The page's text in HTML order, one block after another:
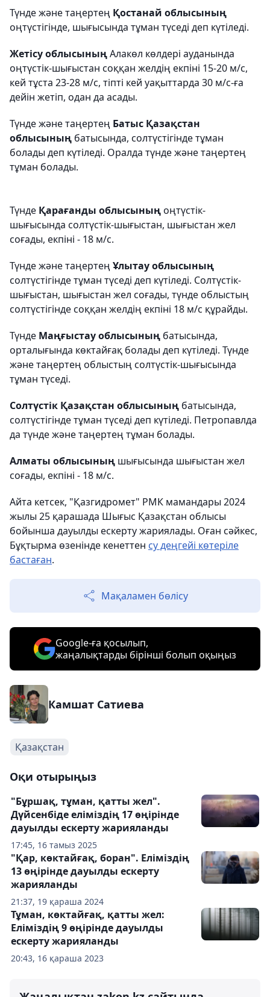
Түнде және таңертең Қостанай облысының
оңтүстігінде, шығысында тұман түседі деп күтіледі.
Жетісу облысыныңАлакөл көлдері ауданында
оңтүстік-шығыстан соққан желдің екпіні 15-20 м/с,
кей тұста 23-28 м/с, тіпті кей уақыттарда 30 м/с-ға
дейін жетіп, одан да асады.
Түнде және таңертең Батыс Қазақстан
облысының батысында, солтүстігінде тұман
болады деп күтіледі. Оралда түнде және таңертең
тұман болады.
Түнде Қарағанды облысыныңоңтүстік-
шығысында солтүстік-шығыстан, шығыстан жел
соғады, екпіні - 18 м/с.
Түнде және таңертең Ұлытау облысының
солтүстігінде тұман түседі деп күтіледі. Солтүстік-
шығыстан, шығыстан жел соғады, түнде облыстың
солтүстігінде соққан желдің екпіні 18 м/с құрайды.
Түнде Маңғыстау облысының батысында,
орталығында көктайғақ болады деп күтіледі. Түнде
және таңертең облыстың солтүстік-шығысында
тұман түседі.
Солтүстік Қазақстан облысының батысында,
солтүстігінде тұман түседі деп күтіледі. Петропавлда
да түнде және таңертең тұман болады.
Алматы облысының шығысында шығыстан жел
соғады, екпіні - 18 м/с.
Айта кетсек, "Қазгидромет" РМК мамандары 2024
жылы 25 қарашада Шығыс Қазақстан облысы
бойынша дауылды ескерту жариялады. Оған сәйкес,
Бұқтырма өзенінде кенеттен су деңгейі көтеріле
бастаған.
Мақаламен бөлісу
Google-ға қосылып,
жаңалықтарды бірінші болып оқыңыз
Камшат Сатиева
Қазақстан
Оқи отырыңыз
17:45, 16 тамыз 2025
"Бұршақ, тұман, қатты жел".
Дүйсенбіде еліміздің 17 өңірінде
дауылды ескерту жарияланды
21:37, 19 қараша 2024
"Қар, көктайғақ, боран". Еліміздің
13 өңірінде дауылды ескерту
жарияланды
20:43, 16 қараша 2023
Тұман, көктайғақ, қатты жел:
Еліміздің 9 өңірінде дауылды
ескерту жарияланды